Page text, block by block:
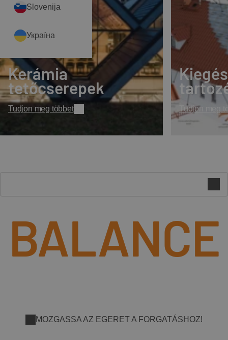
Kerámia
tetőcserepek
Tudjon meg többet Tudjon meg
BALANCE
MOZGASSA AZ EGERET A FORGATÁSHOZ!
Slovenija
Україна